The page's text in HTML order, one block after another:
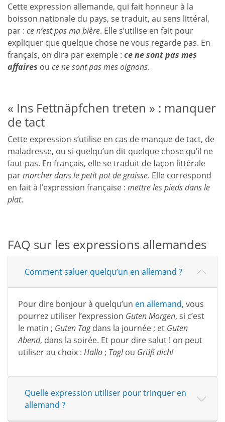
Cette expression allemande, qui fait honneur à la
boisson nationale du pays, se traduit, au sens littéral,
par : ce n’est pas ma bière. Elle s’utilise en fait pour
expliquer que quelque chose ne vous regarde pas. En
français, on dira par exemple : ce ne sont pas mes
affaires ou ce ne sont pas mes oignons.
« Ins Fettnäpfchen treten » : manquer
de tact
Cette expression s’utilise en cas de manque de tact, de
maladresse, ou si quelqu’un dit quelque chose qu’il ne
faut pas. En français, elle se traduit de façon littérale
parmarcher dans le petit pot de graisse. Elle correspond
en fait à l’expression française : mettre les pieds dans le
plat.
FAQ sur les expressions allemandes
Comment saluer quelqu’un en allemand ?
Pour dire bonjour à quelqu’un en allemand, vous
pourrez utiliser l’expression Guten Morgen, si c’est
le matin ; Guten Tagdans la journée ; et Guten
Abend, dans la soirée. Et pour dire salut ! on peut
utiliser au choix : Hallo ; Tag!ou Grüß dich!
Quelle expression utiliser pour trinquer en
allemand ?